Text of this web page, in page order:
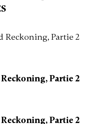
Reckoning, Partie 2
Partie 2
Partie 2